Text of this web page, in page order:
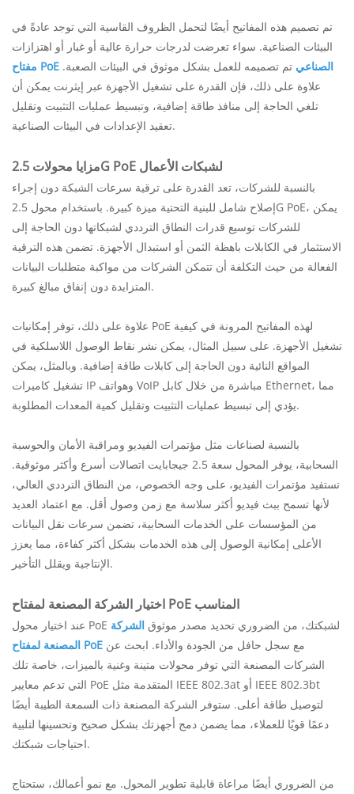
تم تصميم هذه المفاتيح أيضًا لتحمل الظروف القاسية التي توجد عادةً في
البيئات الصناعية. سواء تعرضت لدرجات حرارة عالية أو غبار أو اهتزازات
مفتاح PoE الصناعي تم تصميمه للعمل بشكل موثوق في البيئات الصعبة.
علاوة على ذلك، فإن القدرة على تشغيل الأجهزة عبر إيثرنت يمكن أن
تلغي الحاجة إلى منافذ طاقة إضافية، وتبسيط عمليات التثبيت وتقليل
تعقيد الإعدادات في البيئات الصناعية.
مزايا محولات 2.5G PoE لشبكات الأعمال
بالنسبة للشركات، تعد القدرة على ترقية سرعات الشبكة دون إجراء
إصلاح شامل للبنية التحتية ميزة كبيرة. باستخدام محول 2.5G PoE، يمكن
للشركات توسيع قدرات النطاق الترددي لشبكاتها دون الحاجة إلى
الاستثمار في الكابلات باهظة الثمن أو استبدال الأجهزة. تضمن هذه الترقية
الفعالة من حيث التكلفة أن تتمكن الشركات من مواكبة متطلبات البيانات
المتزايدة دون إنفاق مبالغ كبيرة.
علاوة على ذلك، توفر إمكانيات PoE لهذه المفاتيح المرونة في كيفية
تشغيل الأجهزة. على سبيل المثال، يمكن نشر نقاط الوصول اللاسلكية في
المواقع النائية دون الحاجة إلى كابلات طاقة إضافية. وبالمثل، يمكن
تشغيل كاميرات IP وهواتف VoIP مباشرة من خلال كابل Ethernet، مما
يؤدي إلى تبسيط عمليات التثبيت وتقليل كمية المعدات المطلوبة.
بالنسبة لصناعات مثل مؤتمرات الفيديو ومراقبة الأمان والحوسبة
السحابية، يوفر المحول سعة 2.5 جيجابايت اتصالات أسرع وأكثر موثوقية.
تستفيد مؤتمرات الفيديو، على وجه الخصوص، من النطاق الترددي العالي،
لأنها تسمح ببث فيديو أكثر سلاسة مع زمن وصول أقل. مع اعتماد العديد
من المؤسسات على الخدمات السحابية، تضمن سرعات نقل البيانات
الأعلى إمكانية الوصول إلى هذه الخدمات بشكل أكثر كفاءة، مما يعزز
الإنتاجية ويقلل التأخير.
اختيار الشركة المصنعة لمفتاح PoE المناسب
عند اختيار محول PoE لشبكتك، من الضروري تحديد مصدر موثوق الشركة
المصنعة لمفتاح PoE
الشركات المصنعة التي توفر محولات متينة وغنية بالميزات، خاصة تلك
التي تدعم معايير PoE المتقدمة مثل IEEE 802.3at أو IEEE 802.3bt
لتوصيل طاقة أعلى. ستوفر الشركة المصنعة ذات السمعة الطيبة أيضًا
دعمًا قويًا للعملاء، مما يضمن دمج أجهزتك بشكل صحيح وتحسينها لتلبية
احتياجات شبكتك.
من الضروري أيضًا مراعاة قابلية تطوير المحول. مع نمو أعمالك، ستحتاج